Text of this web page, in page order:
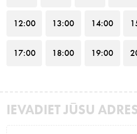
12:00 13:00 14:00
17:00 18:00 19:00
IEVADIET JŪSU